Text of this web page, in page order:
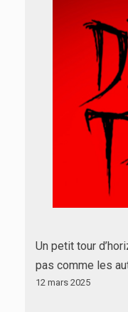
Un petit tour
pas comme les
12 mars 2025